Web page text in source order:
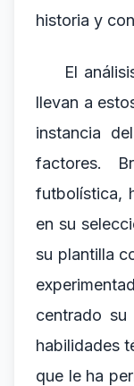
historia y
El
llevan a
instancia
factores.
futbolística,
en su
su plantilla
centrado
habilidades
que le ha